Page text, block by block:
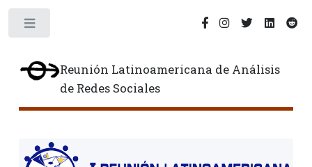
Reunión Latinoamericana de Análisis
de Redes Sociales